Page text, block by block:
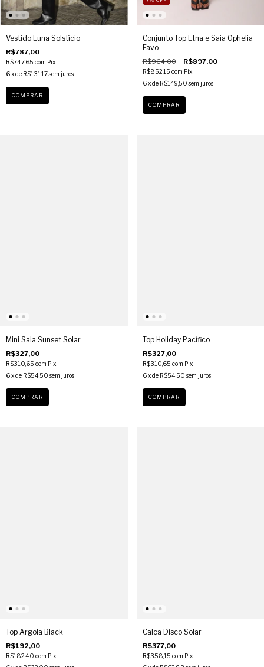
Vestido Luna Solstício
R$787,00
R$747,65 com Pix
6x de R$131,17sem juros
COMPRAR
Conjunto Top Etna e Saia Ophelia
Favo
R$964,00 R$897,00
R$852,15 com Pix
6 x de R$149,50 sem juros
COMPRAR
Mini Saia Sunset Solar
R$327,00
R$310,65 com Pix
6x de R$54,50 sem juros
COMPRAR
Top Holiday Pacífico
R$327,00
R$310,65 com Pix
6 x de R$54,50 sem juros
COMPRAR
Top Argola Black
R$192,00
R$182,40 com Pix
Calça Disco Solar
R$377,00
R$358,15 com Pix